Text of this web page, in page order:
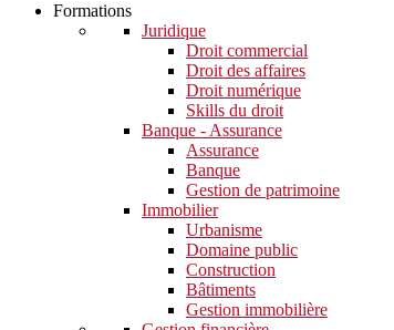
Formations
Juridique
Droit commercial
Droit des affaires
Droit numérique
Skills du droit
Banque - Assurance
Assurance
Banque
Gestion de patrimoine
Immobilier
Urbanisme
Domaine public
Construction
Bâtiments
Gestion immobilière